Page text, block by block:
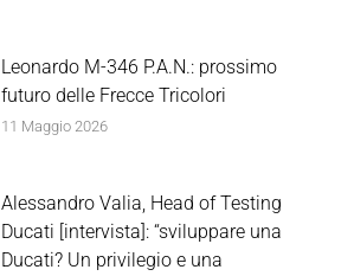
Leonardo M-346 P.A.N.: prossimo
futuro delle Frecce Tricolori
11 Maggio 2026
Alessandro Valia, Head of Testing
Ducati [intervista]: “sviluppare una
Ducati? Un privilegio e una